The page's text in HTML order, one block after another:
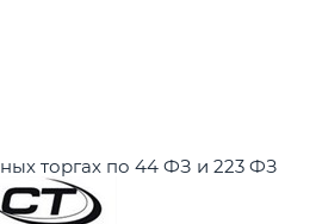
торгах по 44 ФЗ и 223 ФЗ